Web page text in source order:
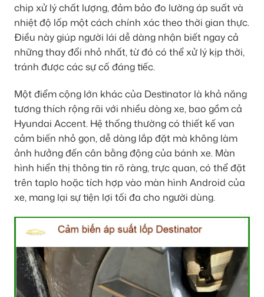
chip xử lý chất lượng, đảm bảo đo lường áp suất và
nhiệt độ lốp một cách chính xác theo thời gian thực.
Điều này giúp người lái dễ dàng nhận biết ngay cả
những thay đổi nhỏ nhất, từ đó có thể xử lý kịp thời,
tránh được các sự cố đáng tiếc.
Một điểm cộng lớn khác của Destinator là khả năng
tương thích rộng rãi với nhiều dòng xe, bao gồm cả
Hyundai Accent. Hệ thống thường có thiết kế van
cảm biến nhỏ gọn, dễ dàng lắp đặt mà không làm
ảnh hưởng đến cân bằng động của bánh xe. Màn
hình hiển thị thông tin rõ ràng, trực quan, có thể đặt
trên taplo hoặc tích hợp vào màn hình Android của
xe, mang lại sự tiện lợi tối đa cho người dùng.